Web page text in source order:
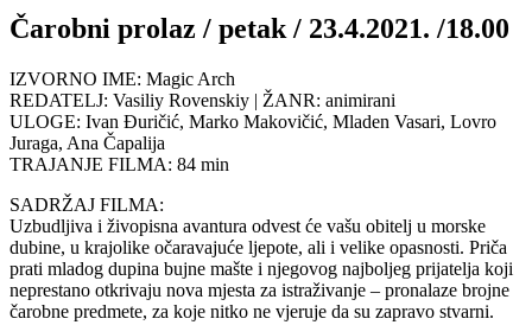
Čarobni prolaz / petak / 23.4.2021. /18.00
IZVORNO IME: Magic Arch
REDATELJ: Vasiliy Rovenskiy | ŽANR: animirani
ULOGE: Ivan Đuričić, Marko Makovičić, Mladen Vasari, Lovro
Juraga, Ana Čapalija
TRAJANJE FILMA: 84 min
SADRŽAJ FILMA:
Uzbudljiva i živopisna avantura odvest će vašu obitelj u morske
dubine, u krajolike očaravajuće ljepote, ali i velike opasnosti. Priča
prati mladog dupina bujne mašte i njegovog najboljeg prijatelja koji
neprestano otkrivaju nova mjesta za istraživanje – pronalaze brojne
čarobne predmete, za koje nitko ne vjeruje da su zapravo stvarni.